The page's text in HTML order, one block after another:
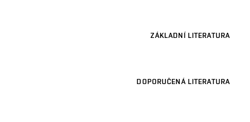
ZÁKLADNÍ LITERATURA
DOPORUČENÁ LITERATURA